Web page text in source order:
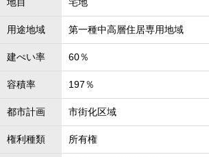
用途地域 第一種中高層住居専用地域
建ぺい率 60％
容積率 197％
都市計画 市街化区域
権利種類 所有権